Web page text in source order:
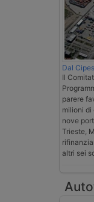
Dal
Il
parere
milioni
nove
Trieste,
altri sei